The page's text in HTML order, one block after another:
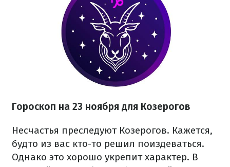
Гороскоп на 23 ноября для Козерогов
Несчастья преследуют Козерогов. Кажется,
будто из вас кто-то решил поиздеваться.
Однако это хорошо укрепит характер. В